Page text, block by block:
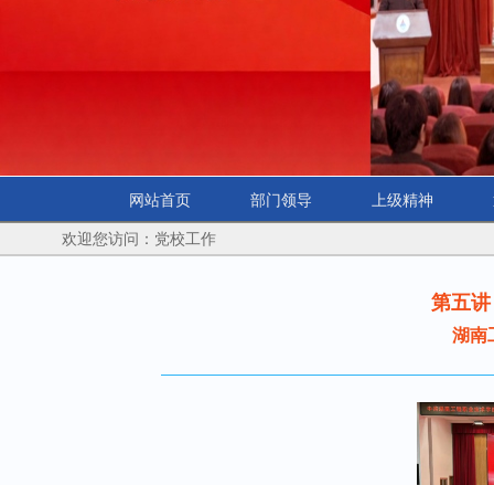
网站首页 部门领导 上级精神
欢迎您访问：党校工作
第五
湖南